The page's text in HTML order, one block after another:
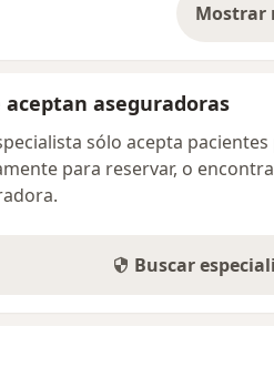
Mostrar
aceptan aseguradoras
sólo acepta
para reservar, o
Buscar